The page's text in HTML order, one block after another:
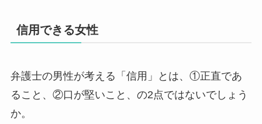
信用できる女性
弁護士の男性が考える「信用」とは、①正直であ
ること、②口が堅いこと、の2点ではないでしょう
か。